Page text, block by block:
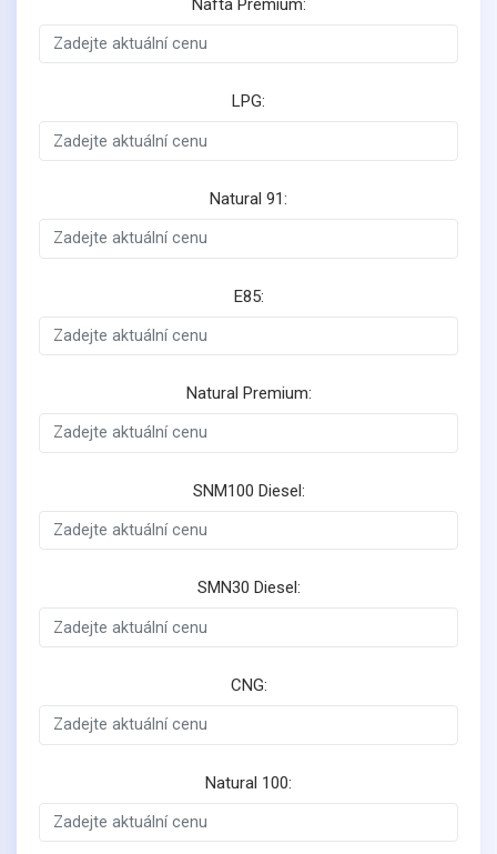
Nafta Premium:
LPG:
Natural 91:
E85:
Natural Premium:
SNM100 Diesel:
SMN30 Diesel:
CNG:
Natural 100: